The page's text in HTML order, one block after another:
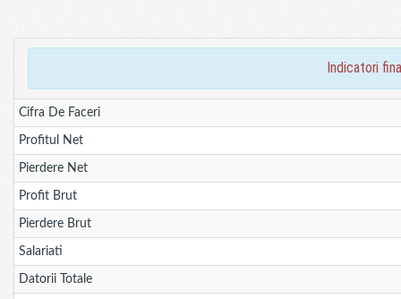
indicatori
Cifra De Faceri
Profitul Net
Pierdere Net
Profit Brut
Pierdere Brut
Salariati
Datorii Totale